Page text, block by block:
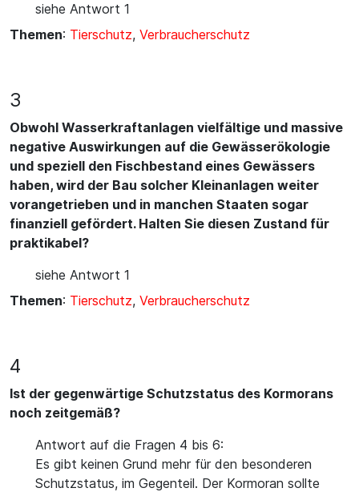
siehe Antwort 1
Themen: Tierschutz, Verbraucherschutz
3
Obwohl Wasserkraftanlagen vielfältige und massive
negative Auswirkungen auf die Gewässerökologie
und speziell den Fischbestand eines Gewässers
haben, wird der Bau solcher Kleinanlagen weiter
vorangetrieben und in manchen Staaten sogar
finanziell gefördert. Halten Sie diesen Zustand für
praktikabel?
siehe Antwort 1
Themen: Tierschutz, Verbraucherschutz
4
Ist der gegenwärtige Schutzstatus des Kormorans
noch zeitgemäß?
Antwort auf die Fragen 4 bis 6:
Es gibt keinen Grund mehr für den besonderen
Schutzstatus, im Gegenteil. Der Kormoran sollte